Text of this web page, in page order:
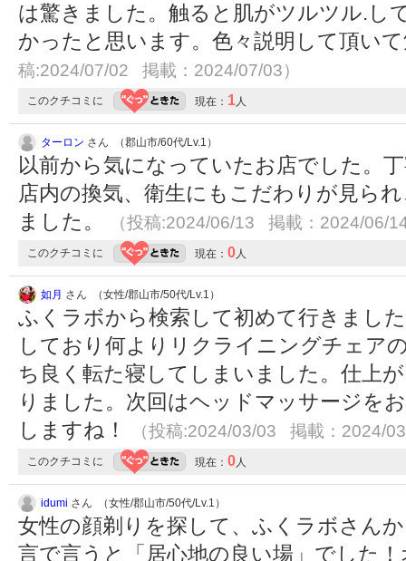
は驚きました。触ると肌がツルツル.し
かったと思います。色々説明して頂い
稿:2024/07/02 掲載：2024/07/03）
このクチコミに 現在： 1人
ターロン さん （郡山市/60代/Lv.1）
以前から気になっていたお店でした。
店内の換気、衛生にもこだわりが見ら
ました。
（投稿:2024/06/13 掲載：2024/06/
このクチコミに 現在： 0人
如月 さん （女性/郡山市/50代/Lv.1）
ふくラボから検索して初めて行きまし
しており何よりリクライニングチェア
ち良く転た寝してしまいました。仕上
りました。次回はヘッドマッサージを
しますね！
（投稿:2024/03/03 掲載：2024/
このクチコミに 現在： 0人
idumi さん （女性/郡山市/50代/Lv.1）
女性の顔剃りを探して、ふくラボさん
言で言うと「居心地の良い場」でした